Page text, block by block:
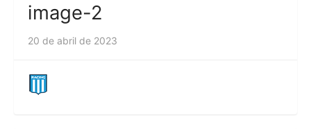
image-2
20 de abril de 2023